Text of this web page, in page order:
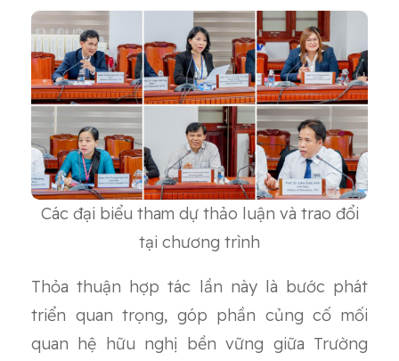
Các đại biểu tham dự thảo luận và trao đổi
tại chương trình
Thỏa thuận hợp tác lần này là bước phát
triển quan trọng, góp phần củng cố mối
quan hệ hữu nghị bền vững giữa Trường